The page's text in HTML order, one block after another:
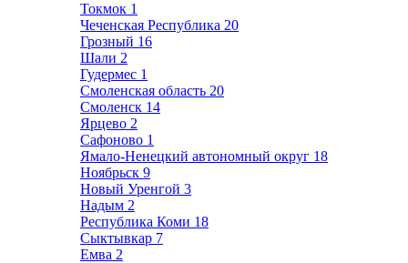
Токмок 1
Чеченская Республика 20
Грозный 16
Шали 2
Гудермес 1
Смоленская область 20
Смоленск 14
Ярцево 2
Сафоново 1
Ямало-Ненецкий автономный округ 18
Ноябрьск 9
Новый Уренгой 3
Надым 2
Республика Коми 18
Сыктывкар 7
Емва 2